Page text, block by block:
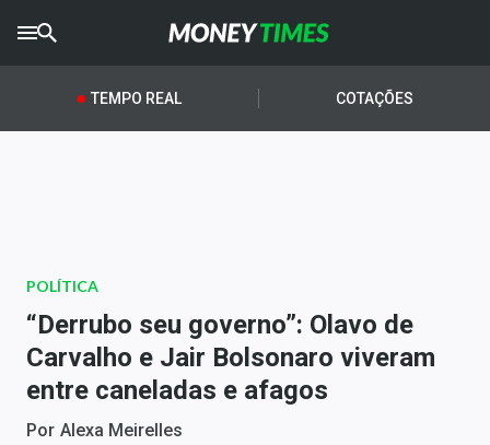
CRYPTOTIMES
AGROTIMES
Newsletters
Money Trader
Anuncie
TEMPO REAL COTAÇÕES
POLÍTICA
“Derrubo seu governo”: Olavo de
Carvalho e Jair Bolsonaro viveram
entre caneladas e afagos
Por Alexa Meirelles